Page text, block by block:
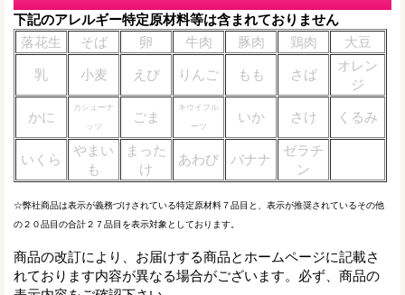
下記のアレルギー特定原材料等は含まれておりません
落花生
そば 卵 牛肉 豚肉 鶏肉 大豆
乳 小麦 えび りんご もも さば
オレン
ジ
かに
カシューナ
ッツ
ごま
キウイフル
ーツ
いか さけ くるみ
いくら
やまい
も
まった
け
あわび バナナ
ゼラチ
ン
☆弊社商品は表示が義務づけされている特定原材料７品目と、表示が推奨されているその他
の２０品目の合計２７品目を表示対象としております。
商品の改訂により、お届けする商品とホームページに記載さ
れております内容が異なる場合がございます。必ず、商品の